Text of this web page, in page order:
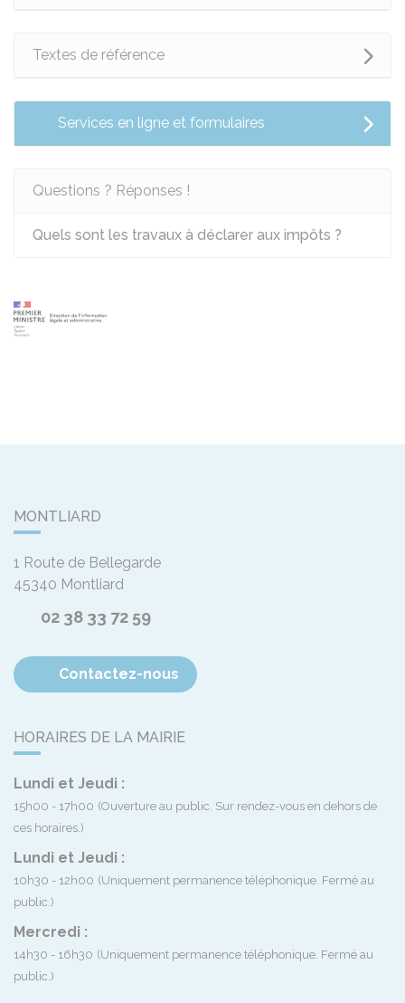
Textes de référence
Services en ligne et formulaires
Questions ? Réponses !
Quels sont les travaux à déclarer aux impôts ?
MONTLIARD
1 Route de Bellegarde
45340 Montliard
02 38 33 72 59
Contactez-nous
HORAIRES DE LA MAIRIE
Lundi et Jeudi :
15h00 - 17h00 (Ouverture au public. Sur rendez-vous en dehors de
ces horaires.)
Lundi et Jeudi :
10h30 - 12h00 (Uniquement permanence téléphonique. Fermé au
public.)
Mercredi :
14h30 - 16h30 (Uniquement permanence téléphonique. Fermé au
public.)